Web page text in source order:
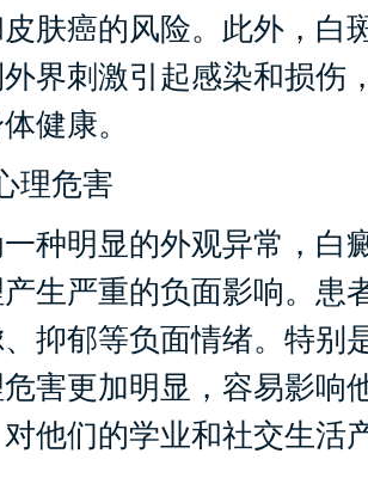
肤癌的风险。此外，白
界刺激引起感染和损伤
健康。
危害
明显的外观异常，白
生严重的负面影响。患
抑郁等负面情绪。特别
害更加明显，容易影响
他们的学业和社交生活